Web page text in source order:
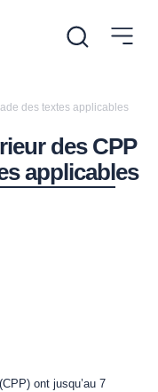
des textes applicables
des CPP
applicables
ont jusqu’au 7